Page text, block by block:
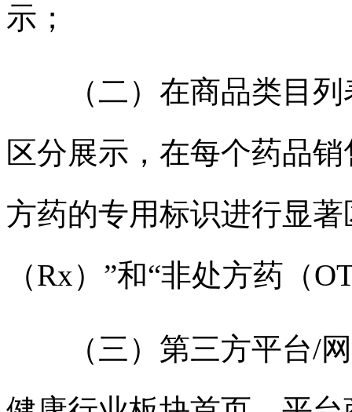
示；
（二）在商品类目列
区分展示，在每个药品
方药的专用标识进行显
（Rx）”和“非处方药（
（三）第三方平台/网